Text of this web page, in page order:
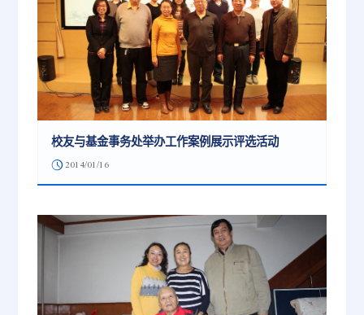
校友与基金事务处举办工作案例展示评选活动
2014/01/16